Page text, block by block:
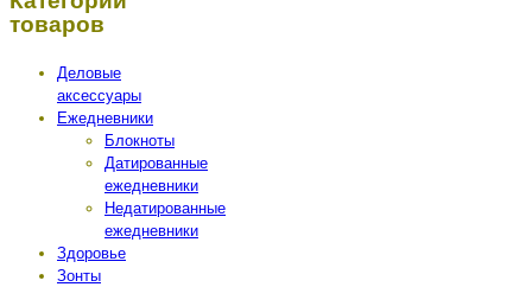
товаров
Деловые
аксессуары
Ежедневники
Блокноты
Датированные
ежедневники
Недатированные
ежедневники
Здоровье
Зонты